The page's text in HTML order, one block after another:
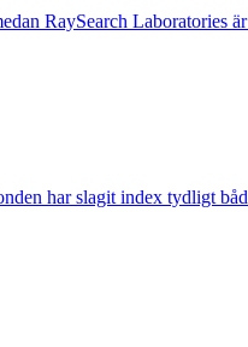
RaySearch Laboratories
har slagit index tydligt